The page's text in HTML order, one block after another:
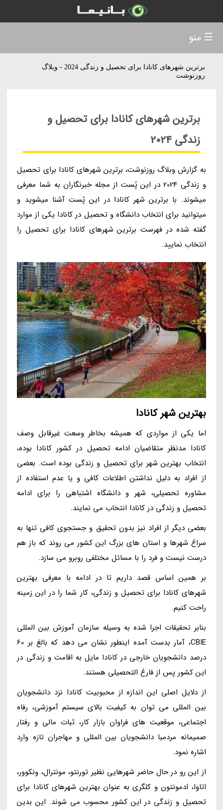
برترین شهرهای کانادا برای تحصیل و زندگی 2024 - وبلاگ
روزنوشت
برترین شهرهای کانادا برای تحصیل و
زندگی 2024
به گزارش وبلاگ روزنوشت، برترین شهرهای کانادا برای تحصیل
و زندگی 2024 در این پُست از مجله خبرنگاران به شما معرفی
میشوند. با برترین شهر کانادا در این پُست آشنا میشوید و
میتوانید برای انتخاب دانشگاه و تحصیل در کانادا یکی از موارد
گفته شده در فهرست برترین شهرهای کانادا برای تحصیل را
انتخاب نمایید.
بهترین شهر کانادا
اما یکی از مواردی که همیشه بخاطر وسعت غیرقابل وصف
کانادا مدنظر متقاضیان ادامه تحصیل در کشور کانادا بوده،
انتخاب بهترین شهر برای تحصیل و زندگی بوده است. بعضی
از افراد به دلیل نداشتن اطلاعات کافی و یا عدم استفاده از
مشاوره تحصیلی، شهر و دانشگاه اشتباهی را برای ادامه
تحصیل و زندگی در کانادا انتخاب می نمایند.
بعضی دیگر از افراد نیز بدون تحقیق و جستجوی کافی تنها به
سراغ شهرها و استان های بزرگ این کشور می روند که باز هم
درست نیست و فرد را با مسائل مختلفی روبرو می سازد.
بر همین اساس قصد داریم تا در ادامه با معرفی بهترین
شهرهای کانادا برای تحصیل و زندگی، کار شما را در این زمینه
راحت کنیم.
بنابر تحقیقات اجرا شده به وسیله سازمان آموزش بین المللی
CBIE، آمار بدست آمده اینطور نشان می دهد که بالغ بر 60
درصد دانشجویان خارجی در کانادا مایل به اقامت و زندگی در
این کشور پس از فارغ التحصیلی هستند.
از دلایل اصلی این اندازه از محبوبیت کانادا نزد دانشجویان
بین المللی می توان به کیفیت بالای سیستم آموزشی، رفاه
اجتماعی، موقعیت های فراوان بازار کار، ثبات مالی و رفتار
صمیمانه مردمبا دانشجویان بین المللی و مهاجران تازه وارد
اشاره نمود.
از این رو در حال حاضر شهرهایی نظیر تورنتو، مونترال، ونکوور،
اتاوا، ادمونتون و کلگری به عنوان بهترین شهرهای کانادا برای
تحصیل و زندگی در این کشور محسوب می شوند. این بدین
☰ منو